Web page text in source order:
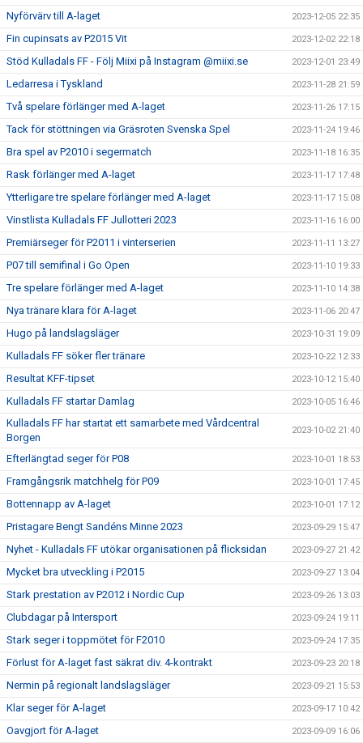
Nyförvärv till A-laget 2023-12-05 22:35
Fin cupinsats av P2015 Vit 2023-12-02 22:18
Stöd Kulladals FF - Följ Miixi på Instagram @miixi.se 2023-12-01 23:49
Ledarresa i Tyskland 2023-11-28 21:59
Två spelare förlänger med A-laget 2023-11-26 17:15
Tack för stöttningen via Gräsroten Svenska Spel 2023-11-24 19:46
Bra spel av P2010 i segermatch 2023-11-18 16:35
Rask förlänger med A-laget 2023-11-17 17:48
Ytterligare tre spelare förlänger med A-laget 2023-11-17 15:08
Vinstlista Kulladals FF Jullotteri 2023 2023-11-16 16:00
Premiärseger för P2011 i vinterserien 2023-11-11 13:27
P07 till semifinal i Go Open 2023-11-10 19:33
Tre spelare förlänger med A-laget 2023-11-10 14:38
Nya tränare klara för A-laget 2023-11-06 20:47
Hugo på landslagsläger 2023-10-31 19:09
Kulladals FF söker fler tränare 2023-10-22 12:33
Resultat KFF-tipset 2023-10-12 15:40
Kulladals FF startar Damlag 2023-10-05 16:46
Kulladals FF har startat ett samarbete med Vårdcentral
Borgen
2023-10-02 21:40
Efterlängtad seger för P08 2023-10-01 18:53
Framgångsrik matchhelg för P09 2023-10-01 17:45
Bottennapp av A-laget 2023-10-01 17:12
Pristagare Bengt Sandéns Minne 2023 2023-09-29 15:47
Nyhet - Kulladals FF utökar organisationen på flicksidan 2023-09-27 21:42
Mycket bra utveckling i P2015 2023-09-27 13:04
Stark prestation av P2012 i Nordic Cup 2023-09-26 13:03
Clubdagar på Intersport 2023-09-24 19:11
Stark seger i toppmötet för F2010 2023-09-24 17:35
Förlust för A-laget fast säkrat div. 4-kontrakt 2023-09-23 20:18
Nermin på regionalt landslagsläger 2023-09-21 15:53
Klar seger för A-laget 2023-09-17 10:42
Oavgjort för A-laget 2023-09-09 16:06